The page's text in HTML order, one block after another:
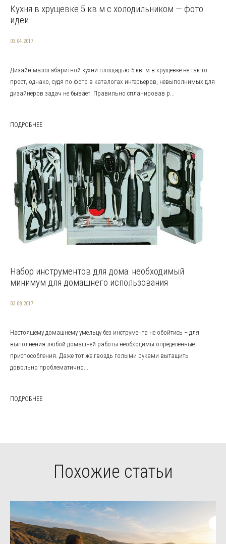
Кухня в хрущевке 5 кв м с холодильником — фото
идеи
03.04.2017
Дизайн малогабаритной кухни площадью 5 кв. м в хрущёвке не так-то
прост, однако, судя по фото в каталогах интерьеров, невыполнимых для
дизайнеров задач не бывает. Правильно спланировав р...
ПОДРОБНЕЕ
Набор инструментов для дома: необходимый
минимум для домашнего использования
03.08.2017
Настоящему домашнему умельцу без инструмента не обойтись – для
выполнения любой домашней работы необходимы определенные
приспособления. Даже тот же гвоздь голыми руками вытащить
довольно проблематично...
ПОДРОБНЕЕ
Похожие статьи